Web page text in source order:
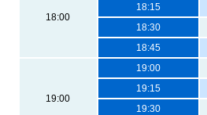
18:00
18:15
18:30
18:45
19:00
19:00
19:15
19:30